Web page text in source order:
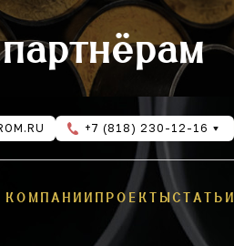
+7 (818) 230-12-16
КОМПАНИИ ПРОЕКТЫСТАТЬИ